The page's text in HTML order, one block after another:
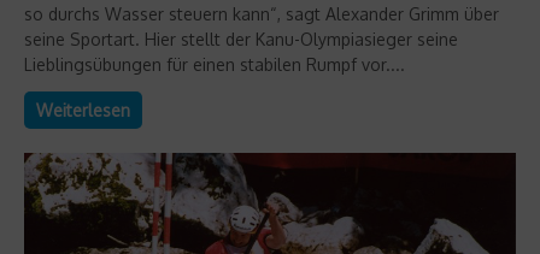
so durchs Wasser steuern kann“, sagt Alexander Grimm über
seine Sportart. Hier stellt der Kanu-Olympiasieger seine
Lieblingsübungen für einen stabilen Rumpf vor....
Weiterlesen